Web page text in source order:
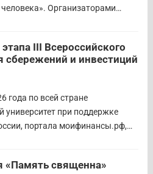
Организаторами
детства, семьи и
Российский детско-юношеский
заявок пройдет до 26 июля
Участниками конкурса могут
детских...
III Всероссийского
сбережений и инвестиций
года по всей стране
университет при поддержке
портала моифинансы.рф,
сбережений и
«Память священна»